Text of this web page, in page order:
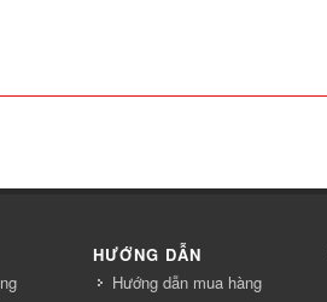
HƯỚNG DẪN
Hướng dẫn mua hàng